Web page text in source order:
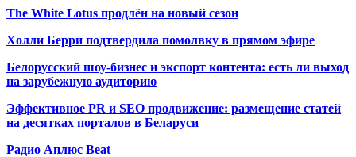
The White Lotus продлён на новый сезон
Холли Берри подтвердила помолвку в прямом эфире
Белорусский шоу-бизнес и экспорт контента: есть ли выход
на зарубежную аудиторию
Эффективное PR и SEO продвижение: размещение статей
на десятках порталов в Беларуси
Радио Аплюс Beat